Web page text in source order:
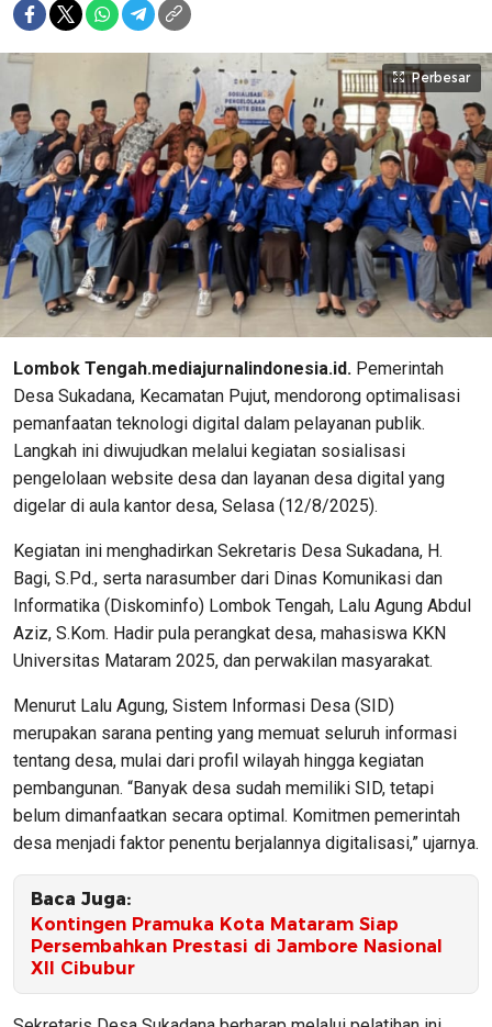
Perbesar
Lombok Tengah.mediajurnalindonesia.id. Pemerintah
Desa Sukadana, Kecamatan Pujut, mendorong optimalisasi
pemanfaatan teknologi digital dalam pelayanan publik.
Langkah ini diwujudkan melalui kegiatan sosialisasi
pengelolaan website desa dan layanan desa digital yang
digelar di aula kantor desa, Selasa (12/8/2025).
Kegiatan ini menghadirkan Sekretaris Desa Sukadana, H.
Bagi, S.Pd., serta narasumber dari Dinas Komunikasi dan
Informatika (Diskominfo) Lombok Tengah, Lalu Agung Abdul
Aziz, S.Kom. Hadir pula perangkat desa, mahasiswa KKN
Universitas Mataram 2025, dan perwakilan masyarakat.
Menurut Lalu Agung, Sistem Informasi Desa (SID)
merupakan sarana penting yang memuat seluruh informasi
tentang desa, mulai dari profil wilayah hingga kegiatan
pembangunan. “Banyak desa sudah memiliki SID, tetapi
belum dimanfaatkan secara optimal. Komitmen pemerintah
desa menjadi faktor penentu berjalannya digitalisasi,” ujarnya.
Baca Juga:
Kontingen Pramuka Kota Mataram Siap
Persembahkan Prestasi di Jambore Nasional
XII Cibubur